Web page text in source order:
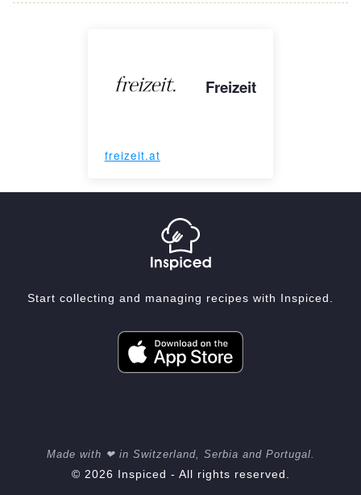
Freizeit
freizeit.at
Start collecting and managing recipes with Inspiced.
Made with ❤ in Switzerland, Serbia and Portugal.
© 2026 Inspiced - All rights reserved.